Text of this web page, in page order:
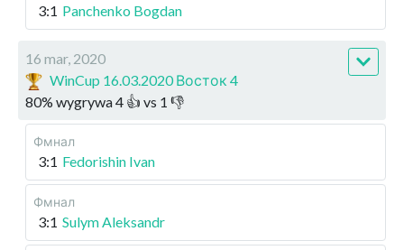
3:1 Panchenko Bogdan
16 mar, 2020
WinCup 16.03.2020 Восток 4
80% wygrywa4 👍 vs 1 👎
Фмнал
3:1 Fedorishin Ivan
Фмнал
3:1 Sulym Aleksandr